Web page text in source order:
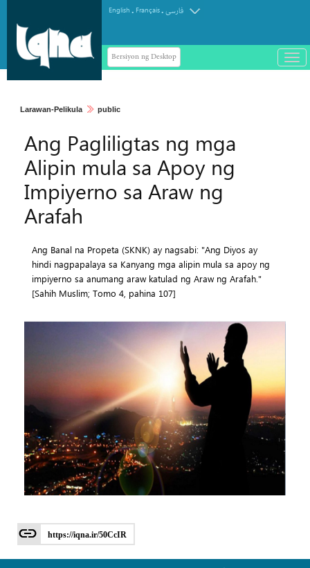
English . Français.فارسی
Bersiyon ng Desktop
باز
و
Larawan-Pelikula public
Ang Pagliligtas ng mga
Alipin mula sa Apoy ng
Impiyerno sa Araw ng
Arafah
Ang Banal na Propeta (SKNK) ay nagsabi: "Ang Diyos ay
hindi nagpapalaya sa Kanyang mga alipin mula sa apoy ng
impiyerno sa anumang araw katulad ng Araw ng Arafah."
[Sahih Muslim; Tomo 4, pahina 107]
https://iqna.ir/50CcIR